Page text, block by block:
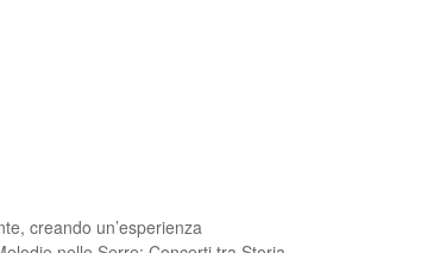
creando un’esperienza